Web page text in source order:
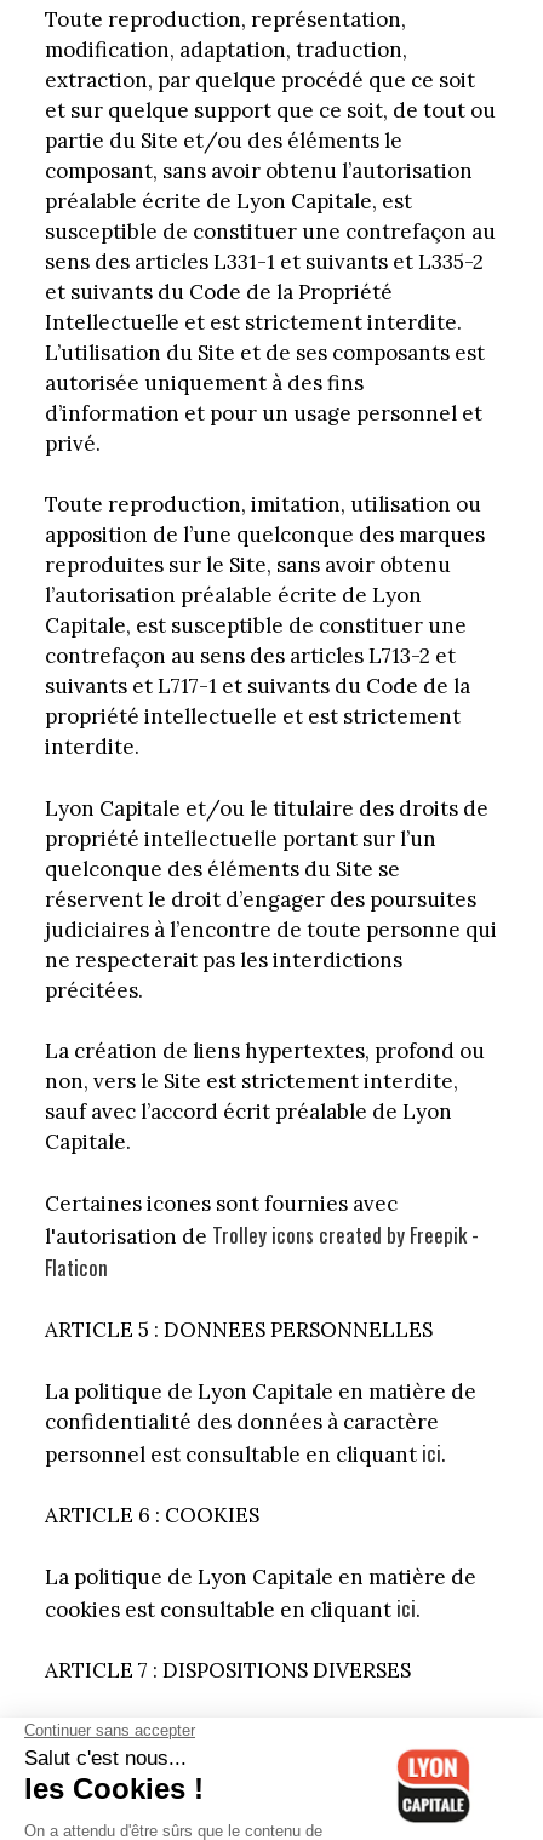
Toute reproduction, représentation,
modification, adaptation, traduction,
extraction, par quelque procédé que ce soit
et sur quelque support que ce soit, de tout ou
partie du Site et/ou des éléments le
composant, sans avoir obtenu l’autorisation
préalable écrite de Lyon Capitale, est
susceptible de constituer une contrefaçon au
sens des articles L331-1 et suivants et L335-2
et suivants du Code de la Propriété
Intellectuelle et est strictement interdite.
L’utilisation du Site et de ses composants est
autorisée uniquement à des fins
d’information et pour un usage personnel et
privé.
Toute reproduction, imitation, utilisation ou
apposition de l’une quelconque des marques
reproduites sur le Site, sans avoir obtenu
l’autorisation préalable écrite de Lyon
Capitale, est susceptible de constituer une
contrefaçon au sens des articles L713-2 et
suivants et L717-1 et suivants du Code de la
propriété intellectuelle et est strictement
interdite.
Lyon Capitale et/ou le titulaire des droits de
propriété intellectuelle portant sur l’un
quelconque des éléments du Site se
réservent le droit d’engager des poursuites
judiciaires à l’encontre de toute personne qui
ne respecterait pas les interdictions
précitées.
La création de liens hypertextes, profond ou
non, vers le Site est strictement interdite,
sauf avec l’accord écrit préalable de Lyon
Capitale.
Certaines icones sont fournies avec
l'autorisation de Trolley icons created by Freepik -
Flaticon
ARTICLE 5 : DONNEES PERSONNELLES
La politique de Lyon Capitale en matière de
confidentialité des données à caractère
personnel est consultable en cliquant ici.
ARTICLE 6 : COOKIES
La politique de Lyon Capitale en matière de
cookies est consultable en cliquant ici.
ARTICLE 7 : DISPOSITIONS DIVERSES
Les présentes GGU sont rédigées en langue
française uniquement.
Loi applicable – Les présentes CGU sont